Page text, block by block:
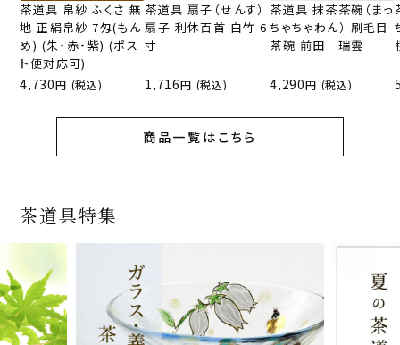
茶道具 帛紗 ふくさ 無
地 正絹帛紗 7匁(もん
め) (朱・赤・紫) (ポス
ト便対応可)
4,730 (税込)
茶道具 扇子（せんす）
扇子 利休百首 白竹 6
寸
1,716 (税込)
茶道具 抹茶茶碗（まっ
ちゃちゃわん） 刷毛目
茶碗 前田 瑞雲
4,290 (税込)
商品一覧はこちら
茶道具特集